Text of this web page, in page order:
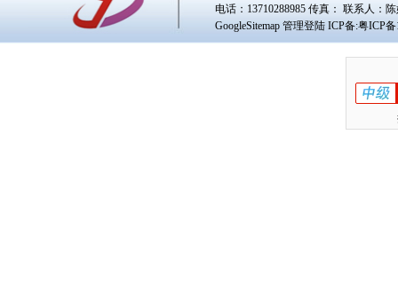
电话：13710288985 传真： 联系人：
GoogleSitemap 管理登陆 ICP备:粤ICP备